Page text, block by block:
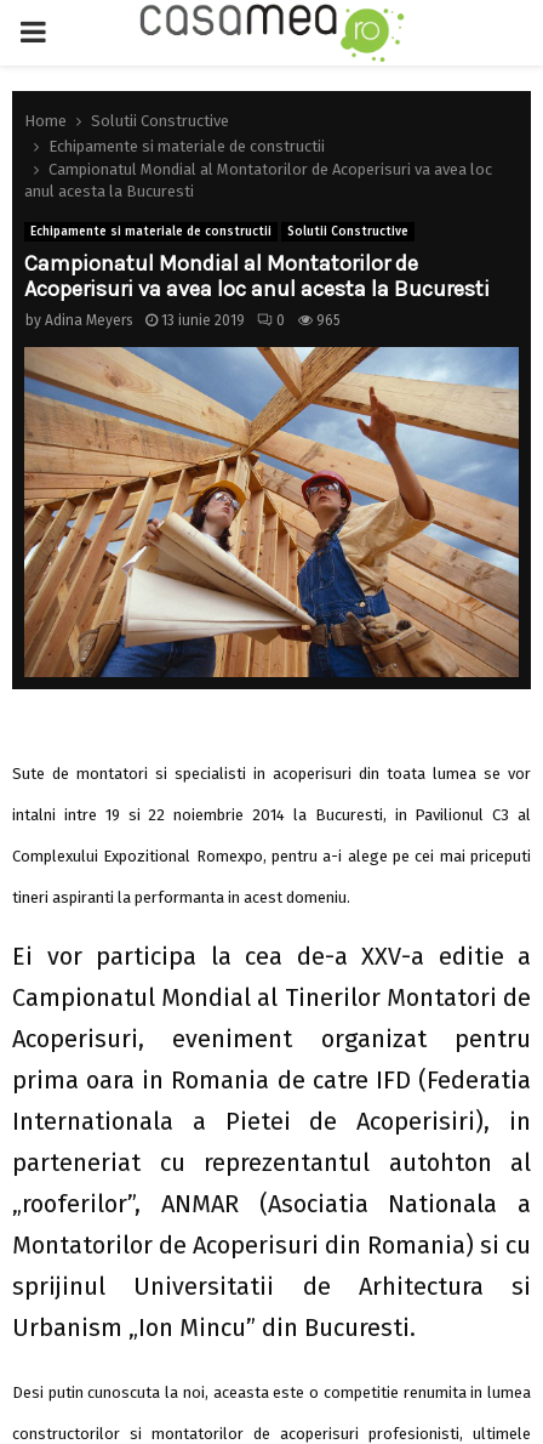
PRIMARY
MENU
Home
Solutii Constructive
Echipamente si materiale de constructii
Campionatul Mondial al Montatorilor de Acoperisuri va avea loc
anul acesta la Bucuresti
Echipamente si materiale de constructii Solutii Constructive
Campionatul Mondial al Montatorilor de
Acoperisuri va avea loc anul acesta la Bucuresti
by Adina Meyers 13 iunie 2019 0 965
Sute de montatori si specialisti in acoperisuri din toata lumea se vor
intalni intre 19 si 22 noiembrie 2014 la Bucuresti, in Pavilionul C3 al
Complexului Expozitional Romexpo, pentru a-i alege pe cei mai priceputi
tineri aspiranti la performanta in acest domeniu.
Ei vor participa la cea de-a XXV-a editie a
Campionatul Mondial al Tinerilor Montatori de
Acoperisuri, eveniment organizat pentru
prima oara in Romania de catre IFD (Federatia
Internationala a Pietei de Acoperisiri), in
parteneriat cu reprezentantul autohton al
„rooferilor”, ANMAR (Asociatia Nationala a
Montatorilor de Acoperisuri din Romania) si cu
sprijinul Universitatii de Arhitectura si
Urbanism „Ion Mincu” din Bucuresti.
Desi putin cunoscuta la noi, aceasta este o competitie renumita in lumea
constructorilor si montatorilor de acoperisuri profesionisti, ultimele